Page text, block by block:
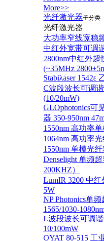
More>>
光纤激光器子分类
光纤激光器
大功率窄线宽稳
中红外宽带可调
2800nm中红外
(~35MHz
Stabiλaser 1542ε
C波段波长可调
(10/20mW)
GLOphotonics可
器 350-950nm
1550nm 高功率
1064nm 高功率
1550nm 单模光
Denselight 单频
200KHZ）
LumIR 3200 中
5W
NP Photonics单
1565/1030-
L波段波长可调谐
10/100mW
OYAT 80-515 工